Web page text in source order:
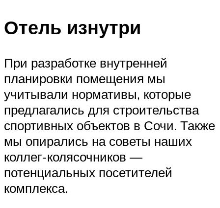
Отель изнутри
При разработке внутренней
планировки помещения мы
учитывали нормативы, которые
предлагались для строительства
спортивных объектов в Сочи. Также
мы опирались на советы наших
коллег-колясочников —
потенциальных посетителей
комплекса.